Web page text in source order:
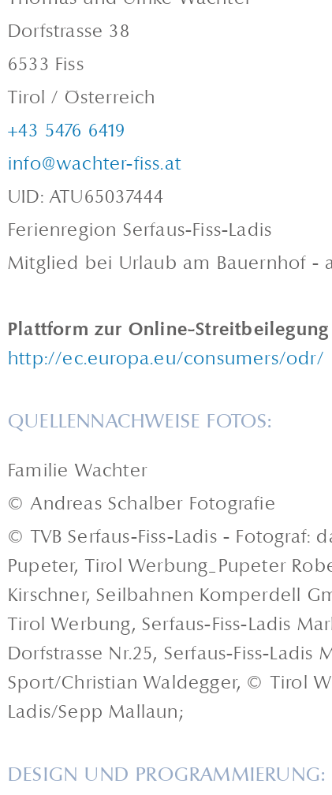
Dorfstrasse 38
6533 Fiss
Tirol / Österreich
+43 5476 6419
info@wachter-fiss.at
UID: ATU65037444
Ferienregion Serfaus-Fiss-Ladis
Mitglied bei Urlaub am Bauernhof -
Plattform zur Online-
http://ec.europa.eu/consumers/odr/
QUELLENNACHWEISE FOTOS:
Familie Wachter
© Andreas Schalber Fotografie
© TVB Serfaus-Fiss-Ladis - Fotograf:
Pupeter, Tirol Werbung_Pupeter
Kirschner, Seilbahnen Komperdell
Tirol Werbung, Serfaus-Fiss-Ladis
Dorfstrasse Nr.25, Serfaus-Fiss-
Sport/Christian Waldegger, © Tirol
Ladis/Sepp Mallaun;
DESIGN UND PROGRAMMIERUNG: